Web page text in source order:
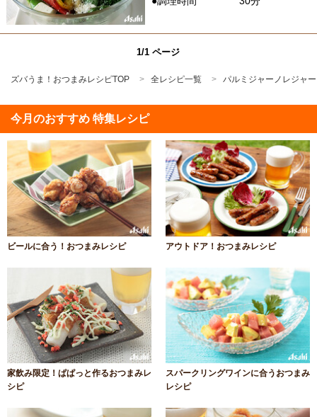
1/1 ページ
ズバうま！おつまみレシピTOP 全レシピ一覧 パルミジャーノレジャ
今月のおすすめ 特集レシピ
ビールに合う！おつまみレシピ アウトドア！おつまみレシピ
家飲み限定！ぱぱっと作るおつまみレ
シピ
スパークリングワインに合うおつまみ
レシピ